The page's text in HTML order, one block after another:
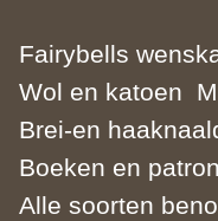
Fairybells
Wol en katoen
Brei-en
Boeken en
Alle soorten